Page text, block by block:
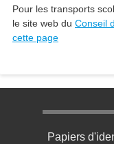
Pour les transports
le site web du Conseil
cette page
Menu
Papiers